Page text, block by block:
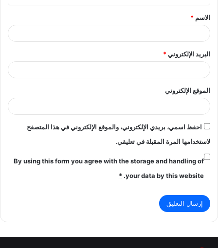
ق
*
الاسم *
البريد الإلكتروني*
الموقع الإلكتروني
احفظ اسمي، بريدي الإلكتروني، والموقع الإلكتروني في هذا المتصفح
لاستخدامها المرة المقبلة في تعليقي.
By using this form you agree with the storage and handling of
your data by this website.
*